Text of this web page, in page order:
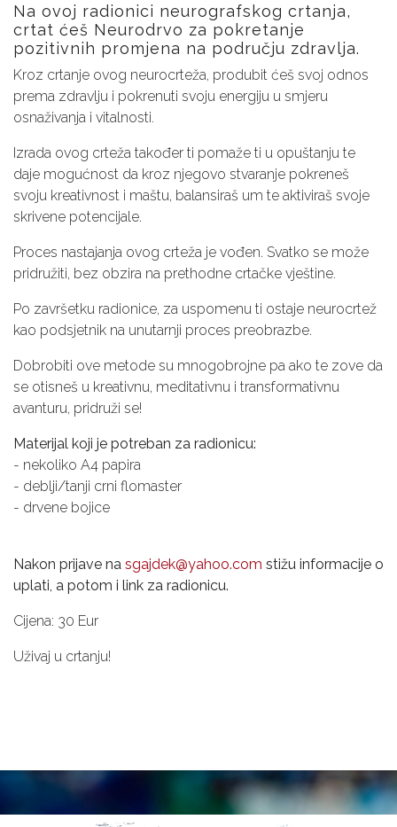
Na ovoj radionici neurografskog crtanja,
crtat ćeš Neurodrvo za pokretanje
pozitivnih promjena na području zdravlja.
Kroz crtanje ovog neurocrteža, produbit ćeš svoj odnos
prema zdravlju i pokrenuti svoju energiju u smjeru
osnaživanja i vitalnosti.
Izrada ovog crteža također ti pomaže ti u opuštanju te
daje mogućnost da kroz njegovo stvaranje pokreneš
svoju kreativnost i maštu, balansiraš um te aktiviraš svoje
skrivene potencijale.
Proces nastajanja ovog crteža je vođen. Svatko se može
pridružiti, bez obzira na prethodne crtačke vještine.
Po završetku radionice, za uspomenu ti ostaje neurocrtež
kao podsjetnik na unutarnji proces preobrazbe.
Dobrobiti ove metode su mnogobrojne pa ako te zove da
se otisneš u kreativnu, meditativnu i transformativnu
avanturu, pridruži se!
Materijal koji je potreban za radionicu:
- nekoliko A4 papira
- deblji/tanji crni flomaster
- drvene bojice
Nakon prijave na sgajdek@yahoo.com stižu informacije o
uplati, a potom i link za radionicu.
Cijena: 30 Eur
Uživaj u crtanju!